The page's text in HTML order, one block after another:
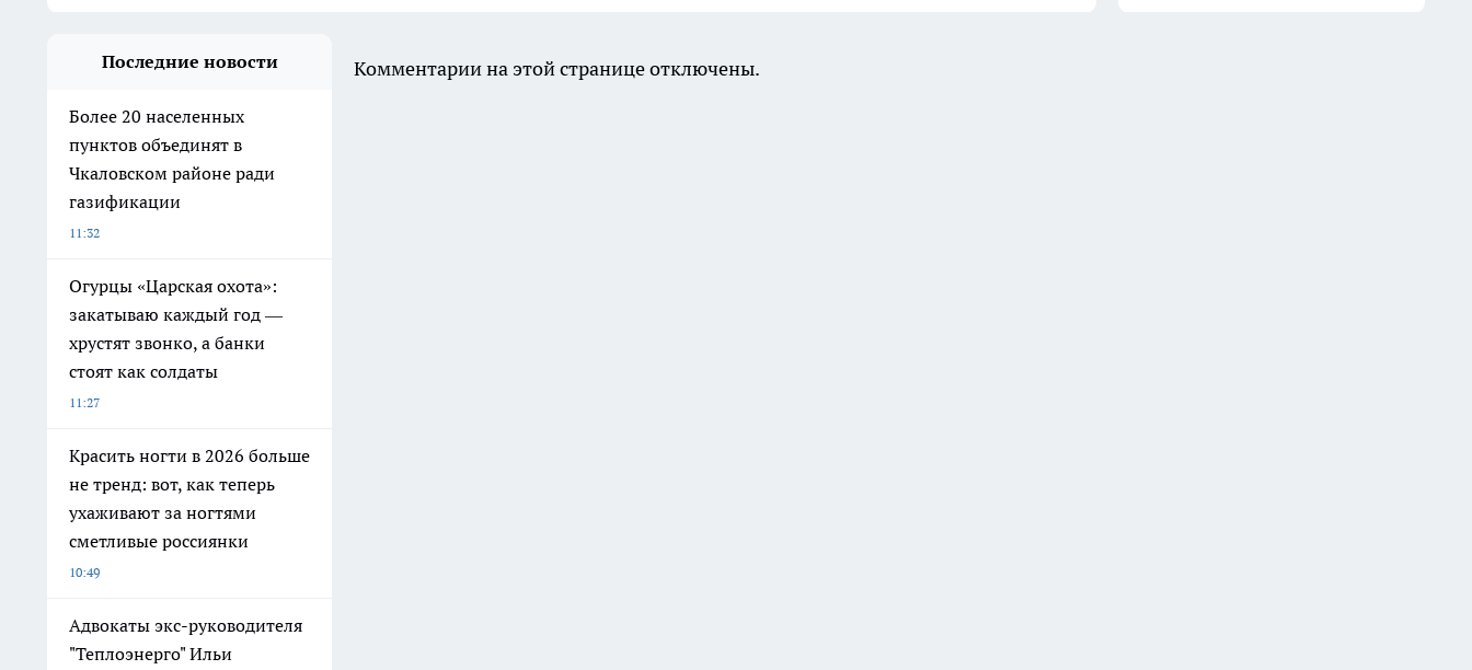
Последние новости
Более 20 населенных
пунктов объединят в
Чкаловском районе ради
газификации
11:32
Огурцы «Царская охота»:
закатываю каждый год —
хрустят звонко, а банки
стоят как солдаты
11:27
Красить ногти в 2026 больше
не тренд: вот, как теперь
ухаживают за ногтями
сметливые россиянки
10:49
Адвокаты экс-руководителя
"Теплоэнерго" Ильи
Комментарии на этой странице отключены.